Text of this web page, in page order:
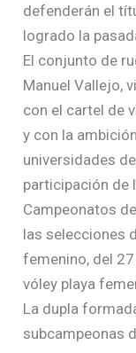
defenderán el
logrado la
El conjunto de
Manuel Vallejo,
con el cartel de
y con la
universidades
participación de
Campeonatos
las selecciones
femenino, del
vóley playa
La dupla
subcampeonas